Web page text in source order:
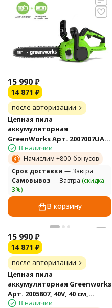
15 990₽
14 871 ₽
после авторизации
Цепная пила
аккумуляторная
GreenWorks Арт. 2007007UA,
24V, 30см, бесщеточная, c
1хАКБ 2 Ач и ЗУ
В наличии
Начислим +800 бонусов
Cрок доставки — Завтра
Самовывоз— Завтра (скидка
3%)
В корзину
15 990₽
14 871 ₽
после авторизации
Цепная пила
аккумуляторная Greenworks
Арт. 2005807, 40V, 40 см,
бесщеточная, до 1,8 КВт,
В наличии